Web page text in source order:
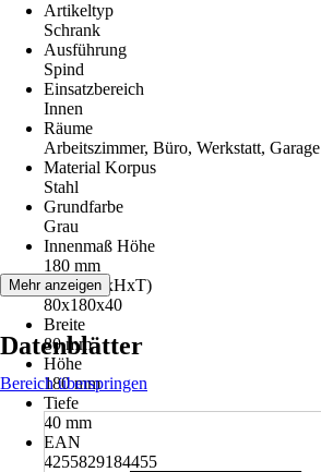
Artikeltyp
Schrank
Ausführung
Spind
Einsatzbereich
Innen
Räume
Arbeitszimmer, Büro, Werkstatt, Garage
Material Korpus
Stahl
Grundfarbe
Grau
Innenmaß Höhe
180 mm
Maße (BxHxT)
80x180x40
Breite
80 mm
Höhe
180 mm
Tiefe
40 mm
EAN
4255829184455
Mehr anzeigen
Datenblätter
Bereich überspringen